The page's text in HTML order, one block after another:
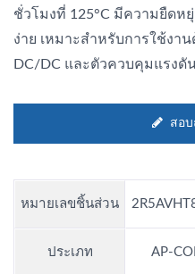
ชั่วโมงที่ 125°C มีความยืดห
ง่าย เหมาะสำหรับการใช้งา
DC/DC และตัวควบคุมแรงดั
สอ
หมายเลขชิ้นส่วน
ประเภท AP-